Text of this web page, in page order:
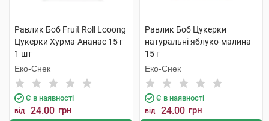
Равлик Боб Fruit Roll Looong
Цукерки Хурма-Ананас 15 г
1 шт
Еко-Снек
Є в наявності
від 24.00 грн
Равлик Боб Цукерки
натуральні яблуко-малина
15 г
Еко-Снек
Є в наявності
від 24.00 грн